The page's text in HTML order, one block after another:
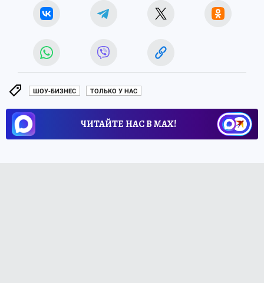
ШОУ-БИЗНЕС ТОЛЬКО У НАС
ЧИТАЙТЕ НАС В МАХ!